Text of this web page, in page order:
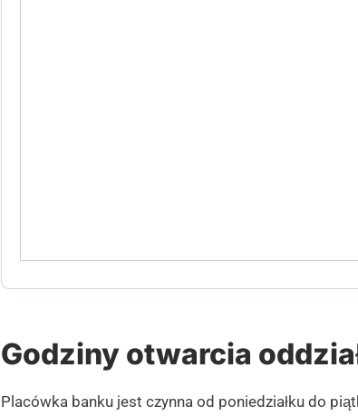
Godziny otwarcia
Placówka banku jest czynna od poniedziałku do